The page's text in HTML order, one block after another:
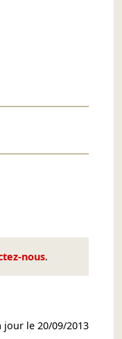
nous.
jour le20/09/2013